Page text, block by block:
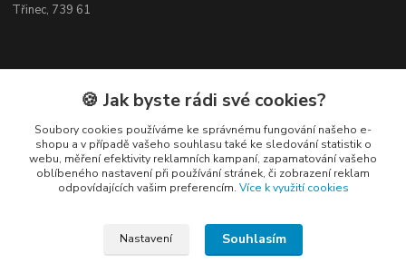
Třinec, 739 61
Kontakty
Petr Nedvídek
🍪 Jak byste rádi své cookies?
Soubory cookies používáme ke správnému fungování našeho e-
shopu a v případě vašeho souhlasu také ke sledování statistik o
webu, měření efektivity reklamních kampaní, zapamatování vašeho
oblíbeného nastavení při používání stránek, či zobrazení reklam
odpovídajících vašim preferencím. Více k využití cookies
Nastavení Souhlasím